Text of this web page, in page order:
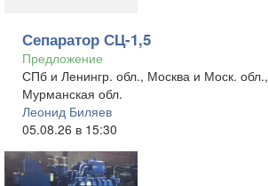
Сепаратор СЦ-1,5
Предложение
СПб и Ленингр. обл., Москва и Моск. обл.,
Мурманская обл.
Леонид Биляев
05.08.26 в 15:30